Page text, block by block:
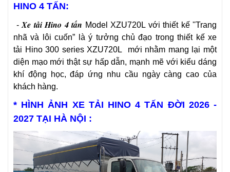
HINO 4 TẤN:
- Xe tải Hino 4 tấn Model XZU720L với thiết kế ''Trang
nhã và lôi cuốn” là ý tưởng chủ đạo trong thiết kế xe
tải Hino 300 series XZU720L mới nhằm mang lại một
diện mạo mới thật sự hấp dẫn, mạnh mẽ với kiểu dáng
khí động học, đáp ứng nhu cầu ngày càng cao của
khách hàng.
* HÌNH ẢNH XE TẢI HINO 4 TẤN ĐỜI 2026 -
2027 TẠI HÀ NỘI :